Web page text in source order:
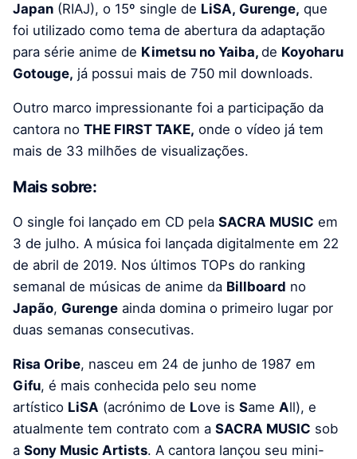
Japan (RIAJ), o 15º single de LiSA, Gurenge, que
foi utilizado como tema de abertura da adaptação
para série anime de Kimetsu no Yaiba, de Koyoharu
Gotouge, já possui mais de 750 mil downloads.
Outro marco impressionante foi a participação da
cantora no THE FIRST TAKE, onde o vídeo já tem
mais de 33 milhões de visualizações.
Mais sobre:
O single foi lançado em CD pela SACRA MUSIC em
3 de julho. A música foi lançada digitalmente em 22
de abril de 2019. Nos últimos TOPs do ranking
semanal de músicas de anime da Billboard no
Japão, Gurenge ainda domina o primeiro lugar por
duas semanas consecutivas.
Risa Oribe, nasceu em 24 de junho de 1987 em
Gifu, é mais conhecida pelo seu nome
artístico LiSA (acrónimo de Love is Same All), e
atualmente tem contrato com a SACRA MUSIC sob
a Sony Music Artists. A cantora lançou seu mini-